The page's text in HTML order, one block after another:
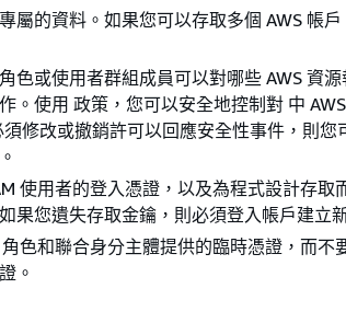
屬的資料。如果您可以存取多個 AWS 帳
色或使用者群組成員可以對哪些 AWS 資
。使用 政策，您可以安全地控制對 中
修改或撤銷許可以回應安全性事件，則您
使用者的登入憑證，以及為程式設計存取
果您遺失存取金鑰，則必須登入帳戶建立
色和聯合身分主體提供的臨時憑證，而不
。